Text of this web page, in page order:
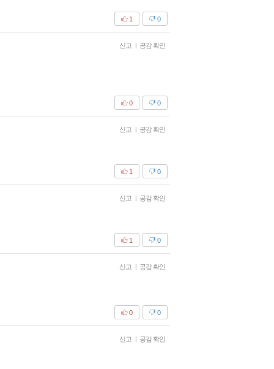
0
1
신고 | 공감 확인
0
0
신고 | 공감 확인
0
1
신고 | 공감 확인
0
1
신고 | 공감 확인
0
0
신고 | 공감 확인